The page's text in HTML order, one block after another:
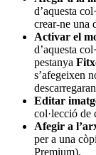
d’aquesta
crear-ne una
Activar el
d’aquesta
pestanya
s’afegeixen
Editar
col·lecció de
Afegir a
per a una
Premium).